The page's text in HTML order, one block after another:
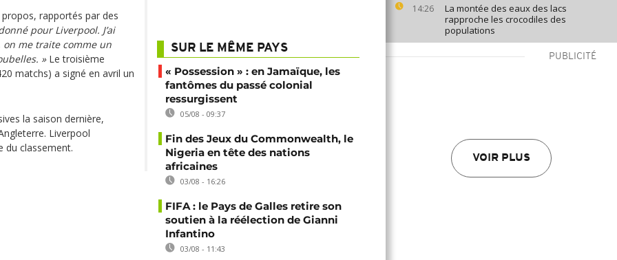
14:26
La montée des eaux des lacs
rapproche les crocodiles des
populations
PUBLICITÉ
VOIR PLUS
rapportés par des
pour Liverpool. J’ai
me traite comme un
»Le troisième
matchs) a signé en avril un
la saison dernière,
Liverpool
du classement.
SUR LE MÊME PAYS
« Possession » : en Jamaïque, les
fantômes du passé colonial
ressurgissent
05/08 - 09:37
Fin des Jeux du Commonwealth, le
Nigeria en tête des nations
africaines
03/08 - 16:26
FIFA : le Pays de Galles retire son
soutien à la réélection de Gianni
Infantino
03/08 - 11:43